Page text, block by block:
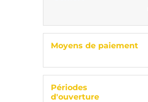
Moyens de paiement
Périodes
d'ouverture